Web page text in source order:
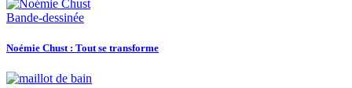
Bande-dessinée
Noémie Chust : Tout se transforme